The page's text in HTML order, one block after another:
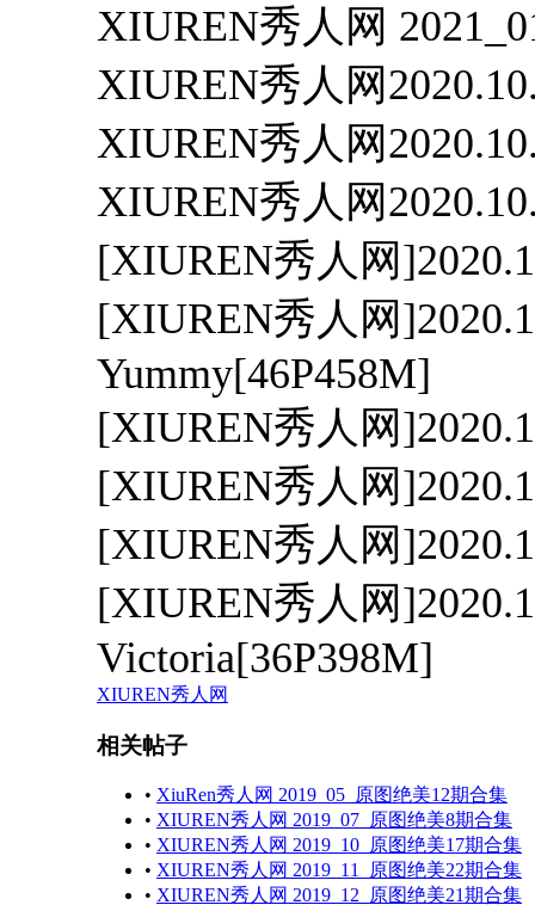
XIUREN秀人网
XIUREN秀人网
XIUREN秀人网
XIUREN秀人网
[XIUREN秀人网
[XIUREN秀人网
Yummy[46P458M]
[XIUREN秀人网
[XIUREN秀人网
[XIUREN秀人网
[XIUREN秀人网
Victoria[36P398M]
XIUREN秀人网
相关帖子
• XiuRen秀人网 2019_05_原图绝美12期合集
• XIUREN秀人网 2019_07_原图绝美8期合集
• XIUREN秀人网 2019_10_原图绝美17期合集
• XIUREN秀人网 2019_11_原图绝美22期合集
• XIUREN秀人网 2019_12_原图绝美21期合集